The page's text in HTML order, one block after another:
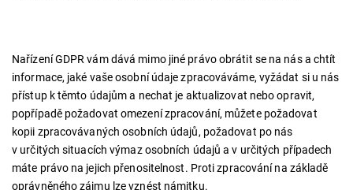
Nařízení GDPR vám dává mimo jiné právo obrátit se na nás a chtít
informace, jaké vaše osobní údaje zpracováváme, vyžádat si u nás
přístup k těmto údajům a nechat je aktualizovat nebo opravit,
popřípadě požadovat omezení zpracování, můžete požadovat
kopii zpracovávaných osobních údajů, požadovat po nás
v určitých situacích výmaz osobních údajů a v určitých případech
máte právo na jejich přenositelnost. Proti zpracování na základě
oprávněného zájmu lze vznést námitku.